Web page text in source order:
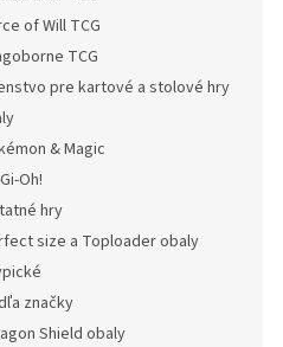
of Will TCG
TCG
pre kartové a stolové hry
& Magic
Oh!
hry
size a Toploader obaly
značky
Shield obaly